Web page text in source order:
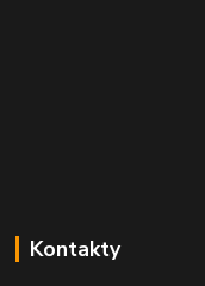
Kontakty